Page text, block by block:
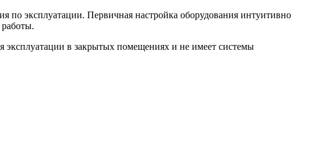
по эксплуатации. Первичная настройка оборудования интуитивно
эксплуатации в закрытых помещениях и не имеет системы